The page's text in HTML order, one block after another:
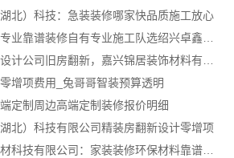
北）科技：急装装修哪家快品质施工放心
增项费用_兔哥哥智装预算透明
定制周边高端定制装修报价明细
北）科技有限公司精装房翻新设计零增项
嘉兴美派建材科技有限公司：家装装修环保材料靠谱商家